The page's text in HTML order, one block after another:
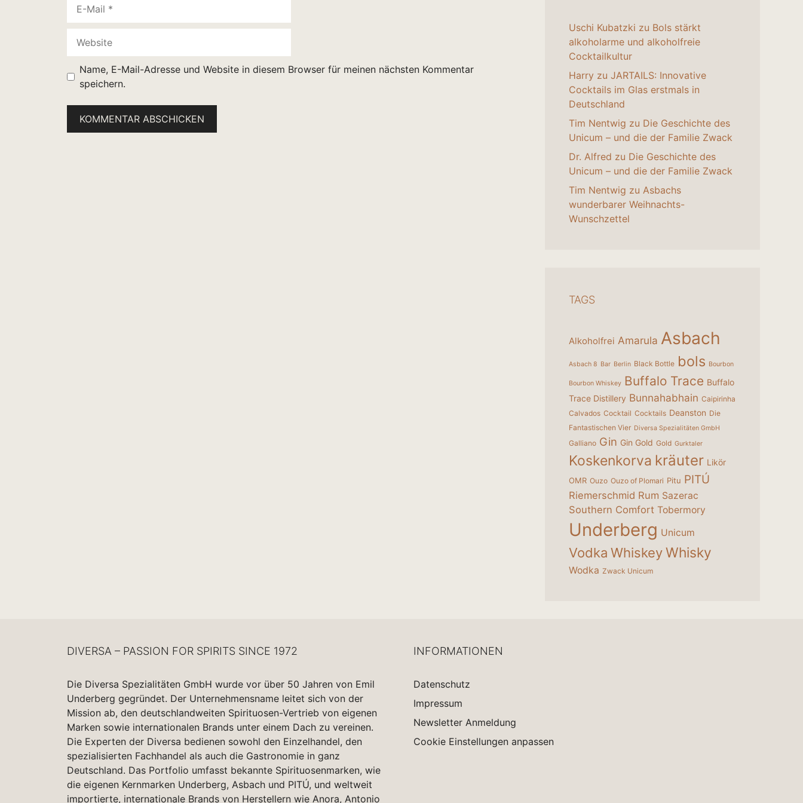
Mail
Name, E-Mail-Adresse und Website in diesem Browser für meinen nächsten Kommentar
speichern.
Uschi Kubatzki zu Bols stärkt
alkoholarme und alkoholfreie
Cocktailkultur
Harry zu JARTAILS: Innovative
Cocktails im Glas erstmals in
Deutschland
Tim Nentwig zu Die Geschichte des
Unicum – und die der Familie Zwack
Dr. Alfred zu Die Geschichte des
Unicum – und die der Familie Zwack
Tim Nentwig zu Asbachs
wunderbarer Weihnachts-
Wunschzettel
TAGS
Alkoholfrei Amarula Asbach
Asbach 8 Bar Berlin Black Bottle bols Bourbon
Bourbon Whiskey Buffalo Trace Buffalo
Trace Distillery Bunnahabhain Caipirinha
Calvados Cocktail Cocktails Deanston Die
Fantastischen Vier Diversa Spezialitäten GmbH
Galliano Gin Gin Gold Gold Gurktaler
Koskenkorva kräuter Likör
OMR Ouzo Ouzo of Plomari Pitu PITÚ
Riemerschmid Rum Sazerac
Southern Comfort Tobermory
Underberg Unicum
Vodka WhiskeyWhisky
Wodka Zwack Unicum
DIVERSA – PASSION FOR SPIRITS SINCE 1972
Die Diversa Spezialitäten GmbH wurde vor über 50 Jahren von Emil
Underberg gegründet. Der Unternehmensname leitet sich von der
Mission ab, den deutschlandweiten Spirituosen-Vertrieb von eigenen
Marken sowie internationalen Brands unter einem Dach zu vereinen.
Die Experten der Diversa bedienen sowohl den Einzelhandel, den
spezialisierten Fachhandel als auch die Gastronomie in ganz
Deutschland. Das Portfolio umfasst bekannte Spirituosenmarken, wie
die eigenen Kernmarken Underberg, Asbach und PITÚ, und weltweit
importierte, internationale Brands von Herstellern wie Anora, Antonio
INFORMATIONEN
Datenschutz
Impressum
Newsletter Anmeldung
Cookie Einstellungen anpassen